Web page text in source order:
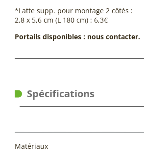
*Latte supp. pour montage 2 côtés :
2,8 x 5,6 cm (L 180 cm) : 6,3€
Portails disponibles : nous contacter.
Spécifications
Matériaux